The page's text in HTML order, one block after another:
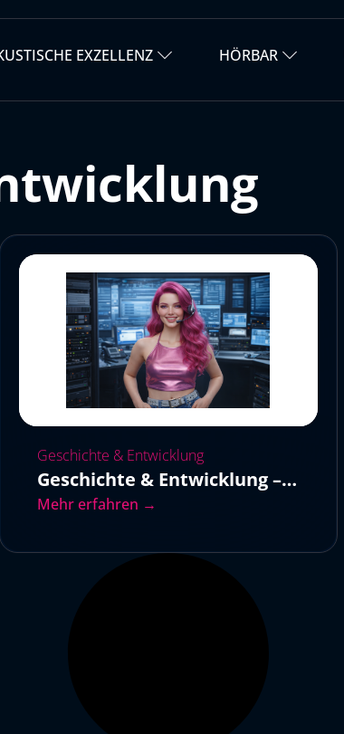
EXZELLENZ HÖRBAR
Geschichte & Entwicklung
Geschichte & Entwicklung –
Teil 2
Mehr erfahren →